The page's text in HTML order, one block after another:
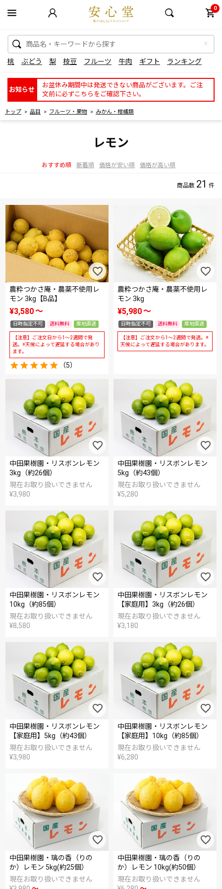
0
桃 ぶどう 梨 枝豆 フルーツ 牛肉 ギフト ランキング
お知らせ
お盆休み期間中は発送できない商品がございます。ご注
文前に必ずこちらをご確認下さい。
トップ 品目 フルーツ・果物 みかん・柑橘類
レモン
おすすめ順 新着順 価格が安い順 価格が高い順
21
農粋つかさ庵・農薬不使用レ
モン 3kg【B品】
¥3,580〜
日時指定不可 送料無料 産地直送
【注意】ご注文日から1～2週間で発
送。※天候によって遅延する場合があり
ます。
（5）
農粋つかさ庵・農薬不使用レ
モン 3kg
¥5,980〜
日時指定不可 送料無料 産地直送
【注意】ご注文から1～2週間で発送。※
天候によって遅延する場合があります。
中田果樹園・リスボンレモン
3kg（約26個）
現在お取り扱いできません
¥3,980
中田果樹園・リスボンレモン
5kg（約43個）
現在お取り扱いできません
¥5,280
中田果樹園・リスボンレモン
10kg（約85個）
現在お取り扱いできません
¥8,580
中田果樹園・リスボンレモン
【家庭用】3kg（約26個）
現在お取り扱いできません
¥3,180
中田果樹園・リスボンレモン
【家庭用】5kg（約43個）
現在お取り扱いできません
¥3,980
中田果樹園・リスボンレモン
【家庭用】10kg（約85個）
現在お取り扱いできません
¥6,280
中田果樹園・璃の香（りの
か）レモン 5kg(約25個）
現在お取り扱いできません
中田果樹園・璃の香（りの
か）レモン 10kg(約50個）
現在お取り扱いできません